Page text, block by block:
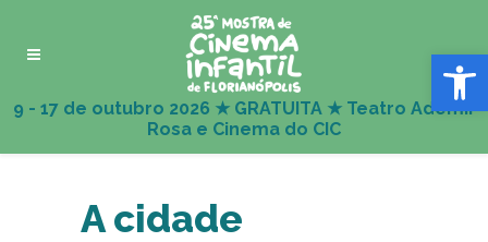
Abrir
A cidade